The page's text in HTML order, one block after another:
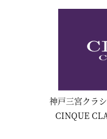
神戸三宮クラ
CINQUE